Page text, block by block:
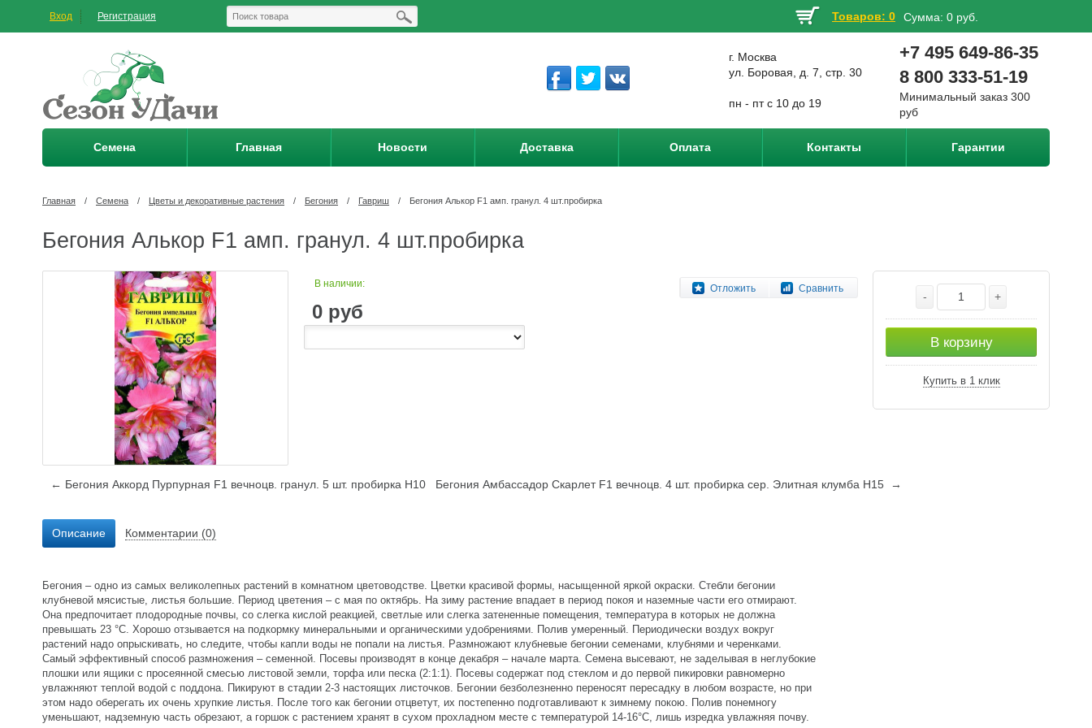
Вход Регистрация Товаров: 0 Сумма: 0 руб.
г. Москва
ул. Боровая, д. 7, стр. 30
пн - пт с 10 до 19
+7 495 649-86-35
8 800 333-51-19
Минимальный заказ 300
руб
Семена Главная Новости Доставка Оплата Контакты Гарантии
Главная / Семена / Цветы и декоративные растения / Бегония / Гавриш / Бегония Алькор F1 амп. гранул. 4 шт.пробирка
Бегония Алькор F1 амп. гранул. 4 шт.пробирка
Отложить Сравнить
В наличии:
0 руб
- +
В корзину
Купить в 1 клик
← Бегония Аккорд Пурпурная F1 вечноцв. гранул. 5 шт. пробирка Н10 Бегония Амбассадор Скарлет F1 вечноцв. 4 шт. пробирка сер. Элитная клумба Н15 →
Описание Комментарии (0)
Бегония – одно из самых великолепных растений в комнатном цветоводстве. Цветки красивой формы, насыщенной яркой окраски. Стебли бегонии
клубневой мясистые, листья большие. Период цветения – с мая по октябрь. На зиму растение впадает в период покоя и наземные части его отмирают.
Она предпочитает плодородные почвы, со слегка кислой реакцией, светлые или слегка затененные помещения, температура в которых не должна
превышать 23 °C. Хорошо отзывается на подкормку минеральными и органическими удобрениями. Полив умеренный. Периодически воздух вокруг
растений надо опрыскивать, но следите, чтобы капли воды не попали на листья. Размножают клубневые бегонии семенами, клубнями и черенками.
Самый эффективный способ размножения – семенной. Посевы производят в конце декабря – начале марта. Семена высевают, не заделывая в неглубокие
плошки или ящики с просеянной смесью листовой земли, торфа или песка (2:1:1). Посевы содержат под стеклом и до первой пикировки равномерно
увлажняют теплой водой с поддона. Пикируют в стадии 2-3 настоящих листочков. Бегонии безболезненно переносят пересадку в любом возрасте, но при
этом надо оберегать их очень хрупкие листья. После того как бегонии отцветут, их постепенно подготавливают к зимнему покою. Полив понемногу
уменьшают, надземную часть обрезают, а горшок с растением хранят в сухом прохладном месте с температурой 14-16°C, лишь изредка увлажняя почву.